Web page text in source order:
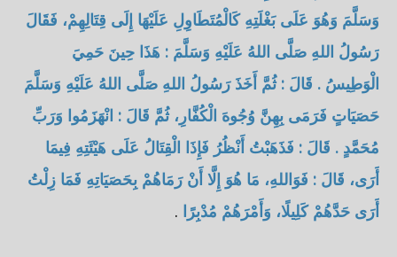
وَسَلَّمَ وَهُوَ عَلَى بَغْلَتِهِ كَالْمُتَطَاوِلِ عَلَيْهَا إِلَى قِتَالِهِمْ، فَقَالَ
رَسُولُ اللهِ صَلَّى اللهُ عَلَيْهِ وَسَلَّمَ : هَذَا حِينَ حَمِيَ
الْوَطِيسُ . قَالَ : ثُمَّ أَخَذَ رَسُولُ اللهِ صَلَّى اللهُ عَلَيْهِ وَسَلَّمَ
حَصَيَاتٍ فَرَمَى بِهِنَّ وُجُوهَ الْكُفَّارِ، ثُمَّ قَالَ : انْهَزَمُوا وَرَبِّ
مُحَمَّدٍ . قَالَ : فَذَهَبْتُ أَنْظُرُ فَإِذَا الْقِتَالُ عَلَى هَيْئَتِهِ فِيمَا
أَرَى، قَالَ : فَوَاللهِ، مَا هُوَ إِلَّا أَنْ رَمَاهُمْ بِحَصَيَاتِهِ فَمَا زِلْتُ
أَرَى حَدَّهُمْ كَلِيلًا، وَأَمْرَهُمْ مُدْبِرًا .